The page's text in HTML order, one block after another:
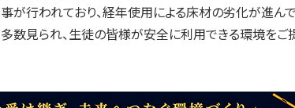
が行われており、経年使用による床材の劣化が進ん
数見られ、生徒の皆様が安全に利用できる環境をご